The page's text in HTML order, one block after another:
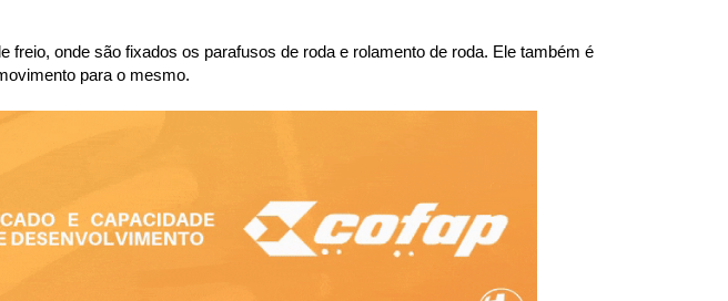
onde são fixados os parafusos de roda e rolamento de roda. Ele também é
para o mesmo.